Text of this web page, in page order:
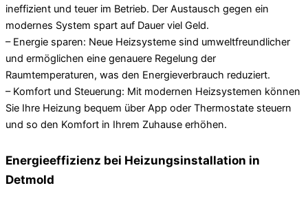
ineffizient und teuer im Betrieb. Der Austausch gegen ein
modernes System spart auf Dauer viel Geld.
– Energie sparen: Neue Heizsysteme sind umweltfreundlicher
und ermöglichen eine genauere Regelung der
Raumtemperaturen, was den Energieverbrauch reduziert.
– Komfort und Steuerung: Mit modernen Heizsystemen können
Sie Ihre Heizung bequem über App oder Thermostate steuern
und so den Komfort in Ihrem Zuhause erhöhen.
Energieeffizienz bei Heizungsinstallation in
Detmold